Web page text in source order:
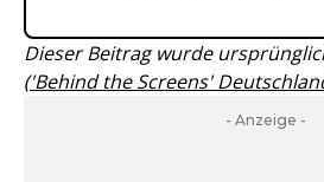
Dieser Beitrag wurde
('Behind the Screens'
- Anzeige -